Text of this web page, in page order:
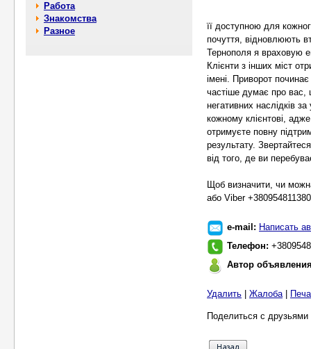
Работа
Знакомства
Разное
її доступною для
почуття, відновлюють
Тернополя я враховую
Клієнти з інших міст
імені. Приворот
частіше думає про вас,
негативних наслідків
кожному клієнтові,
отримуєте повну
результату.
від того, де ви
Щоб визначити, чи
або Viber +380954811380
e-mail: Написать
Телефон:
Автор
Удалить Жалоба|
Поделиться с